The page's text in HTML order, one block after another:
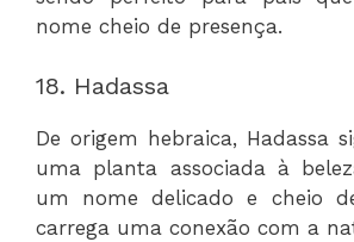
nome cheio de presença.
18. Hadassa
De origem hebraica, Hadassa
uma planta associada à
um nome delicado e cheio
carrega uma conexão com a